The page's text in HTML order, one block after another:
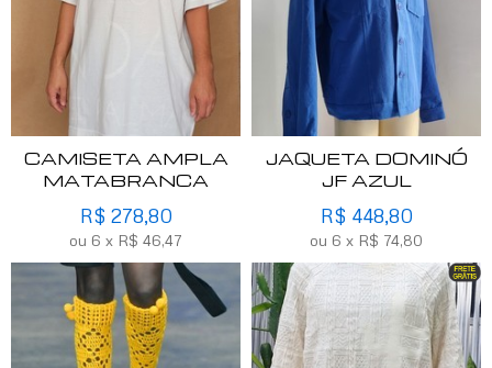
CAMISETA AMPLA
MATABRANCA
R$ 278,80
ou 6 x R$ 46,47
JAQUETA DOMINÓ
JF AZUL
R$ 448,80
ou 6 x R$ 74,80